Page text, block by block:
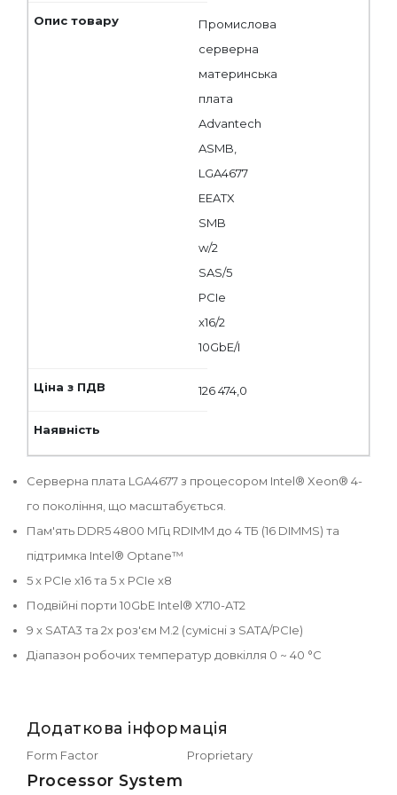
Промислова
серверна
материнська
плата
Advantech
ASMB,
LGA4677
EEATX
SMB
w/2
SAS/5
PCIe
x16/2
10GbE/I
126 474,0
Серверна плата LGA4677 з процесором Intel® Xeon® 4-
го покоління, що масштабується.
Пам'ять DDR5 4800 МГц RDIMM до 4 ТБ (16 DIMMS) та
підтримка Intel® Optane™
5 x PCIe x16 та 5 x PCIe x8
Подвійні порти 10GbE Intel® X710-AT2
9 x SATA3 та 2x роз'єм M.2 (сумісні з SATA/PCIe)
Діапазон робочих температур довкілля 0 ~ 40 °C
Додаткова інформація
Form Factor Proprietary
Processor System